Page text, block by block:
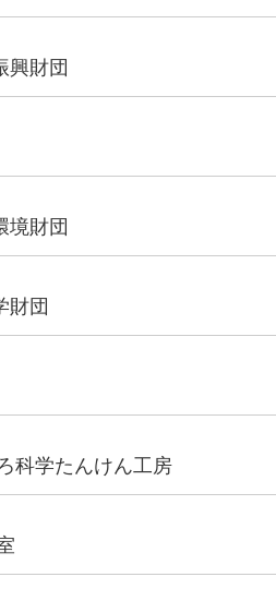
興財団
境財団
財団
科学たんけん工房